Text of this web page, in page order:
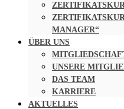
MANAGER“
ÜBER UNS
UNSERE
DAS TEAM
KARRIERE
AKTUELLES